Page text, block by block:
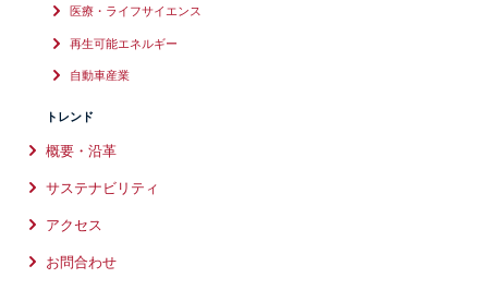
医療・ライフサイエンス
再生可能エネルギー
自動車産業
トレンド
概要・沿革
サステナビリティ
アクセス
お問合わせ